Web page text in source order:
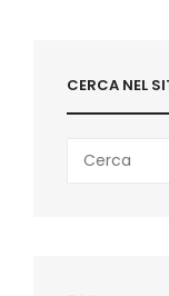
CERCA NEL
for: